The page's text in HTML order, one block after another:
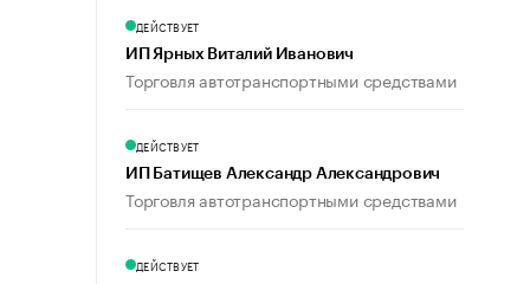
ДЕЙСТВУЕТ
ИП Ярных Виталий Иванович
Торговля автотранспортными средствами
ДЕЙСТВУЕТ
ИП Батищев Александр Александрович
Торговля автотранспортными средствами
ДЕЙСТВУЕТ